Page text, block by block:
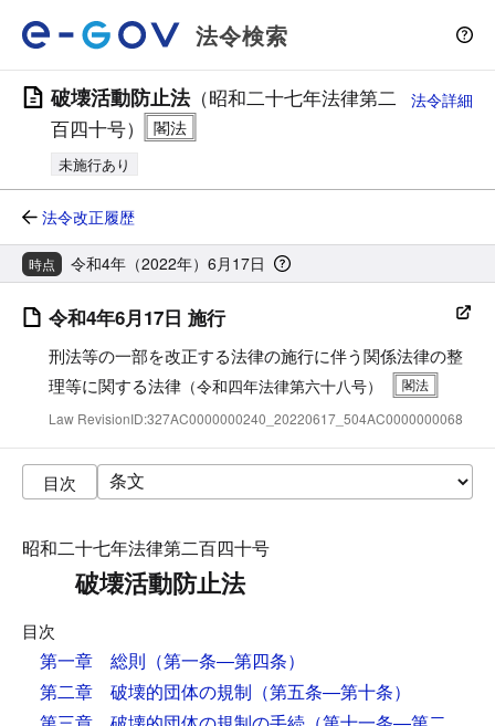
法令検索
破壊活動防止法（昭和二十七年法律第二
百四十号）
未施行あり
法令詳細
法令改正履歴
時点 令和4年（2022年）6月17日
令和4年6月17日 施行
刑法等の一部を改正する法律の施行に伴う関係法律の整
理等に関する法律 （令和四年法律第六十八号）
Law RevisionID:327AC0000000240_20220617_504AC0000000068
目次
昭和二十七年法律第二百四十号
破壊活動防止法
目次
第一章 総則 （第一条―第四条）
第二章 破壊的団体の規制 （第五条―第十条）